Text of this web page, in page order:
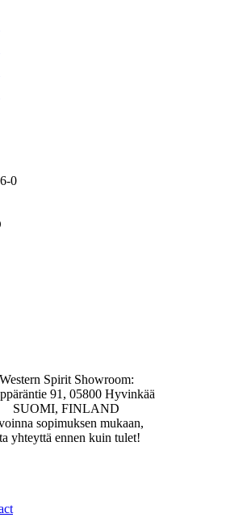
0
Western Spirit Showroom:
91, 05800 Hyvinkää
SUOMI, FINLAND
sopimuksen mukaan,
yhteyttä ennen kuin tulet!